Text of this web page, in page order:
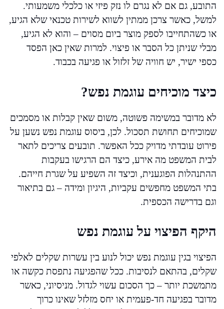
התובע, גם אם לא נגרם לו נזק פיזי או כלכלי משמעותי.
למשל, כאשר צרכן ממתין לשווא לשירות טכנאי שלא הגיע,
או כשהתחייבו לספק מוצר ביום מסוים – והוא לא הגיע,
מבלי שניתן כל הסבר או פיצוי. למרות שאין כאן הפסד
כספי ישיר, יש חוויה של זלזול או פגיעה בכבוד.
כיצד מוכיחים עוגמת נפש?
לא מדובר במשימה פשוטה, משום שאין קבלות או מסמכים
שמוכיחים תחושת תסכול. לכן, ביסוס עוגמת נפש נשען על
פירוט עובדתי מדויק ככל האפשר. תובעים צריכים לתאר
לבית המשפט מה אירע, כיצד הם הרגישו בעקבות
ההתנהלות הפוגענית, וכיצד זה השפיע על שגרת חייהם.
בתי המשפט מחפשים עקביות, היגיון ומידה – גם בתיאור
וגם בדרישה הכספית.
היקף הפיצוי על עוגמת נפש
הפיצוי בגין עוגמת נפש יכול לנוע בין עשרות שקלים לאלפי
שקלים, בהתאם לנסיבות. ככל שהפגיעה נתפסת כקשה או
מתמשכת יותר – כך הסכום עשוי לגדול. מניסיוני, כאשר
מדובר בפגיעה חד-פעמית או יחס מזלזל שאינו כרוך